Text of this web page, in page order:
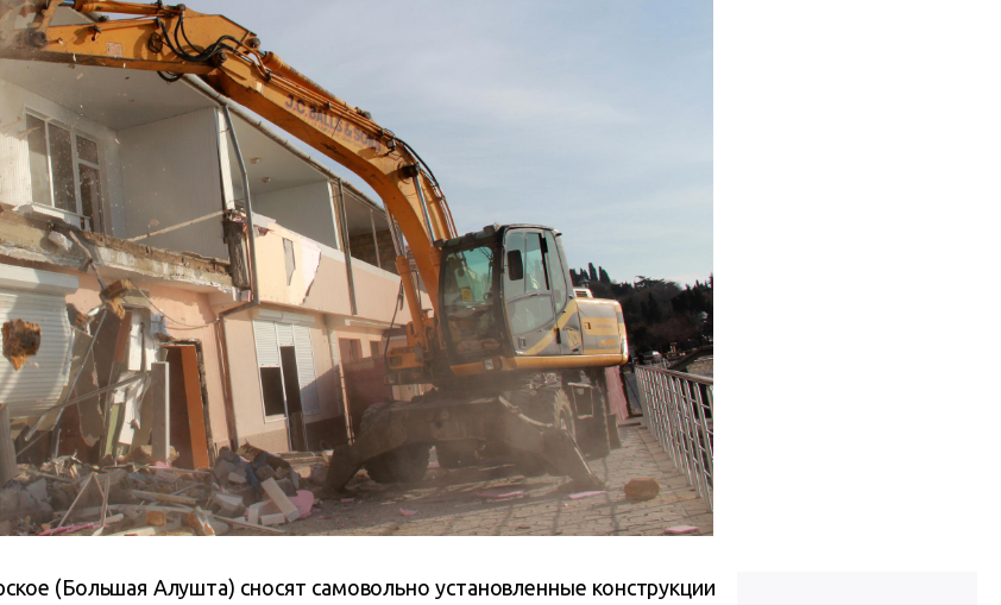
(Большая Алушта) сносят самовольно установленные конструкции